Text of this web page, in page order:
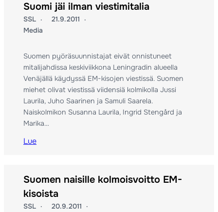
Suomi jäi ilman viestimitalia
SSL
21.9.2011
Media
Suomen pyöräsuunnistajat eivät onnistuneet
mitalijahdissa keskiviikkona Leningradin alueella
Venäjällä käydyssä EM-kisojen viestissä. Suomen
miehet olivat viestissä viidensiä kolmikolla Jussi
Laurila, Juho Saarinen ja Samuli Saarela.
Naiskolmikon Susanna Laurila, Ingrid Stengård ja
Marika…
Lue
Suomen naisille kolmoisvoitto EM-
kisoista
SSL
20.9.2011